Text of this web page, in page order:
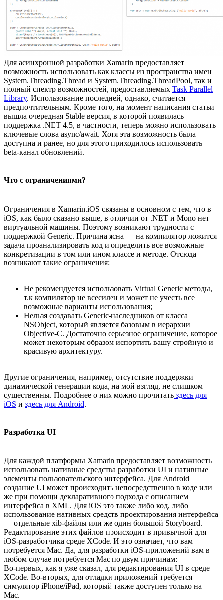
Для асинхронной разработки Xamarin предоставляет
возможность использовать как классы из пространства имен
System.Threading.Thread и System.Threading.ThreadPool, так и
полный спектр возможностей, предоставляемых Task Parallel
Library. Использование последней, однако, считается
предпочтительным. Кроме того, на момент написания статьи
вышла очередная Stable версия, в которой появилась
поддержка .NET 4.5, в частности, теперь можно использовать
ключевые слова async/await. Хотя эта возможность была
доступна и ранее, но для этого приходилось использовать
beta-канал обновлений.
Что с ограничениями?
Ограничения в Xamarin.iOS связаны в основном с тем, что в
iOS, как было сказано выше, в отличии от .NET и Mono нет
виртуальной машины. Поэтому возникают трудности с
поддержкой Generic. Причина ясна — на компилятор ложится
задача проанализировать код и определить все возможные
конкретизации в том или ином классе и методе. Отсюда
возникают такие ограничения:
Не рекомендуется использовать Virtual Generic методы,
т.к компилятор не всесилен и может не учесть все
возможные варианты использования;
Нельзя создавать Generic-наследников от класса
NSObject, который является базовым в иерархии
Objective-C. Достаточно серьезное ограничение, которое
может некоторым образом испортить вашу стройную и
красивую архитектуру.
Другие ограничения, например, отсутствие поддержки
динамической генерации кода, на мой взгляд, не слишком
существенны. Подробнее о них можно прочитать здесь для
iOS и здесь для Android.
Разработка UI
Для каждой платформы Xamarin предоставляет возможность
использовать нативные средства разработки UI и нативные
элементы пользовательского интерфейса. Для Android
создание UI может происходить непосредственно в коде или
же при помощи декларативного подхода с описанием
интерфейса в XML. Для iOS это также либо код, либо
использование нативных средств проектирования интерфейса
— отдельные xib-файлы или же один большой Storyboard.
Редактирование этих файлов происходит в привычной для
iOS-разработчика среде XCode. И это означает, что вам
потребуется Mac. Да, для разработки iOS-приложений вам в
любом случае потребуется Mac по двум причинам:
Во-первых, как я уже сказал, для редактирования UI в среде
XCode. Во-вторых, для отладки приложений требуется
симулятор iPhone/iPad, который также доступен только на
Mac.